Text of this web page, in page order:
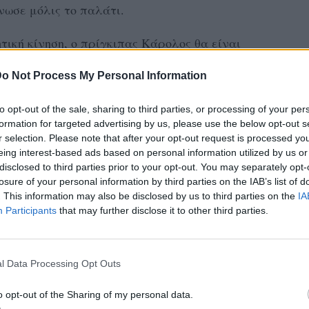
Not Process My Personal Information
opt-out of the sale, sharing to third parties, or processing of your
for targeted advertising by us, please use the below opt-out
selection. Please note that after your opt-out request is processed
interest-based ads based on personal information utilized by us
to third parties prior to your opt-out. You may separately
of your personal information by third parties on the IAB’s list of
This information may also be disclosed by us to third parties on the
Participants that may further disclose it to other third parties.
Data Processing Opt Outs
opt-out of the Sharing of my personal data.
μόλις το παλάτι.
κίνηση, ο πρίγκιπας Κάρολος θα είναι
πεθερού θα έχει κι εκείνον του
για έναν τέτοιο γάμο.
γάμος έχει μετατραπεί σε
:pic.twitter.com/wfJ6ZFyzHi
18 Μαΐου 2018